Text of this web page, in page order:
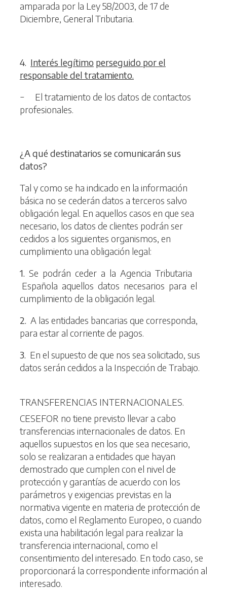
amparada por la Ley 58/2003, de 17 de
Diciembre, General Tributaria.
4. Interés legítimo perseguido por el
responsable del tratamiento.
− El tratamiento de los datos de contactos
profesionales.
¿A qué destinatarios se comunicarán sus
datos?
Tal y como se ha indicado en la información
básica no se cederán datos a terceros salvo
obligación legal. En aquellos casos en que sea
necesario, los datos de clientes podrán ser
cedidos a los siguientes organismos, en
cumplimiento una obligación legal:
1. Se podrán ceder a la Agencia Tributaria
Española aquellos datos necesarios para el
cumplimiento de la obligación legal.
2. A las entidades bancarias que corresponda,
para estar al corriente de pagos.
3. En el supuesto de que nos sea solicitado, sus
datos serán cedidos a la Inspección de Trabajo.
TRANSFERENCIAS INTERNACIONALES.
CESEFOR no tiene previsto llevar a cabo
transferencias internacionales de datos. En
aquellos supuestos en los que sea necesario,
solo se realizaran a entidades que hayan
demostrado que cumplen con el nivel de
protección y garantías de acuerdo con los
parámetros y exigencias previstas en la
normativa vigente en materia de protección de
datos, como el Reglamento Europeo, o cuando
exista una habilitación legal para realizar la
transferencia internacional, como el
consentimiento del interesado. En todo caso, se
proporcionará la correspondiente información al
interesado.